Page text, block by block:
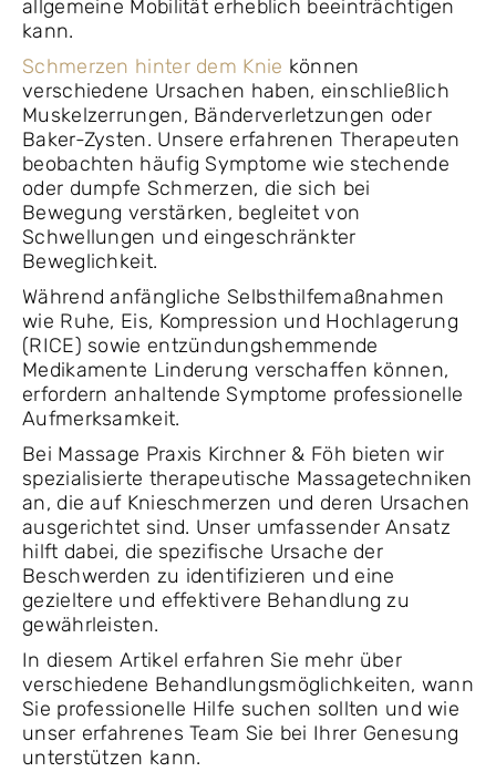
allgemeine Mobilität erheblich beeinträchtigen
kann.
Schmerzen hinter dem Knie können
verschiedene Ursachen haben, einschließlich
Muskelzerrungen, Bänderverletzungen oder
Baker-Zysten. Unsere erfahrenen Therapeuten
beobachten häufig Symptome wie stechende
oder dumpfe Schmerzen, die sich bei
Bewegung verstärken, begleitet von
Schwellungen und eingeschränkter
Beweglichkeit.
Während anfängliche Selbsthilfemaßnahmen
wie Ruhe, Eis, Kompression und Hochlagerung
(RICE) sowie entzündungshemmende
Medikamente Linderung verschaffen können,
erfordern anhaltende Symptome professionelle
Aufmerksamkeit.
Bei Massage Praxis Kirchner & Föh bieten wir
spezialisierte therapeutische Massagetechniken
an, die auf Knieschmerzen und deren Ursachen
ausgerichtet sind. Unser umfassender Ansatz
hilft dabei, die spezifische Ursache der
Beschwerden zu identifizieren und eine
gezieltere und effektivere Behandlung zu
gewährleisten.
In diesem Artikel erfahren Sie mehr über
verschiedene Behandlungsmöglichkeiten, wann
Sie professionelle Hilfe suchen sollten und wie
unser erfahrenes Team Sie bei Ihrer Genesung
unterstützen kann.